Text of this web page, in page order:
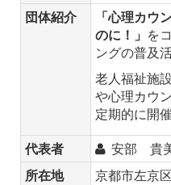
団体紹介
「心理カウ
のに！」 を
ングの普及
老人福祉施
や心理カウ
定期的に開催
代表者
安部 貴
所在地
京都市左京区